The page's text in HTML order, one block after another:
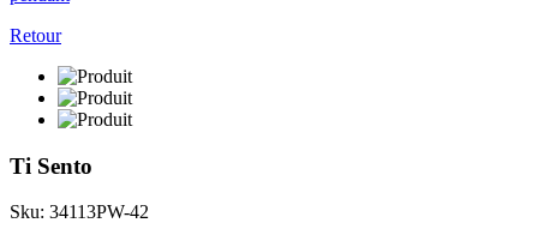
Retour
Ti Sento
Sku: 34113PW-42